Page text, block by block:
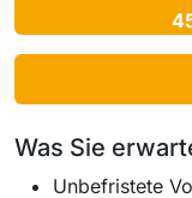
Was Sie
Unbefristete